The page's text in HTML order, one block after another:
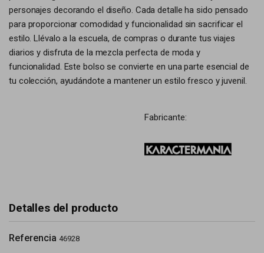
personajes decorando el diseño. Cada detalle ha sido pensado
para proporcionar comodidad y funcionalidad sin sacrificar el
estilo. Llévalo a la escuela, de compras o durante tus viajes
diarios y disfruta de la mezcla perfecta de moda y
funcionalidad. Este bolso se convierte en una parte esencial de
tu colección, ayudándote a mantener un estilo fresco y juvenil.
Fabricante:
Detalles del producto
Referencia 46928